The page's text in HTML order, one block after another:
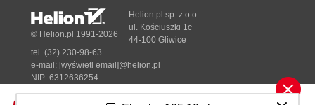
© Helion.pl 1991-2026
Helion.pl sp. z o.o.
ul. Kościuszki 1c
44-100 Gliwice
tel. (32) 230-98-63
e-mail: [wyświetl email]@helion.pl
NIP: 6312636254